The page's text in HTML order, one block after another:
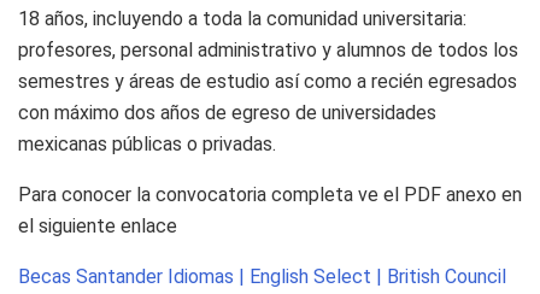
18 años, incluyendo a toda la comunidad universitaria:
profesores, personal administrativo y alumnos de todos los
semestres y áreas de estudio así como a recién egresados
con máximo dos años de egreso de universidades
mexicanas públicas o privadas.
Para conocer la convocatoria completa ve el PDF anexo en
el siguiente enlace
Becas Santander Idiomas | English Select | British Council